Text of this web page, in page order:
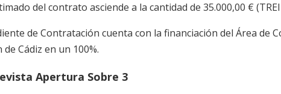
del contrato asciende a la cantidad de 35.000,00 €
de Contratación cuenta con la financiación del Área de
Cádiz en un 100%.
Apertura Sobre 3